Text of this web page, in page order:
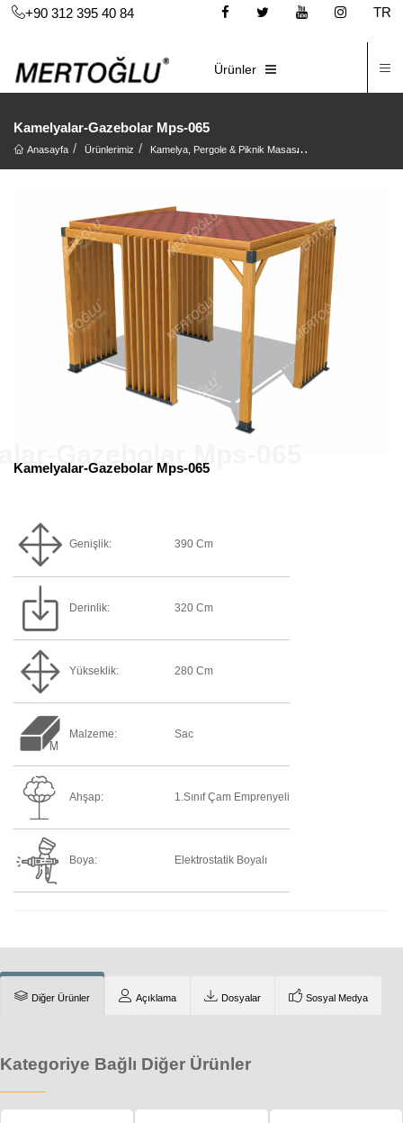
+90 312 395 40 84
TR
Ürünler
Kamelyalar-Gazebolar Mps-065
Anasayfa Ürünlerimiz Kamelya, Pergole & Piknik Masası
Kamelyalar-Gazebolar Mps-065
Genişlik: 390 Cm
Derinlik: 320 Cm
Yükseklik: 280 Cm
Malzeme: Sac
Ahşap: 1.Sınıf Çam Emprenyeli
Boya: Elektrostatik Boyalı
Diğer Ürünler Açıklama Dosyalar Sosyal Medya
Kategoriye Bağlı Diğer Ürünler